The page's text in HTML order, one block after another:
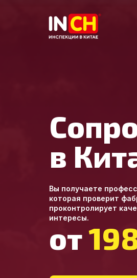
Вы получаете
которая проверит
проконтролирует
интересы.
в
от